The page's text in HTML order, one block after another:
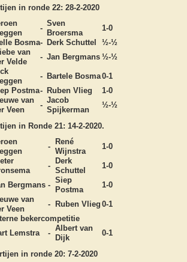
in ronde 22: 28-2-2020
-
Sven
Broersma
1-0
Bosma- Derk Schuttel
½-½
van
Velde
- Jan Bergmans ½-½
- Bartele Bosma0-1
Postma- Ruben Vlieg
1-0
van
Veen
-
Jacob
Spijkerman
½-½
in Ronde 21: 14-2-2020.
-
René
Wijnstra
1-0
-
Derk
Schuttel
1-0
Bergmans -
Siep
Postma
1-0
van
Veen
- Ruben Vlieg 0-1
bekercompetitie
Lemstra
-
Albert van
Dijk
0-1
in ronde 20: 7-2-2020